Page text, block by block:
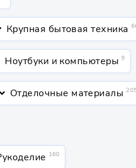
Крупная бытовая техника
Ноутбуки и компьютеры 9
Отделочные материалы
160